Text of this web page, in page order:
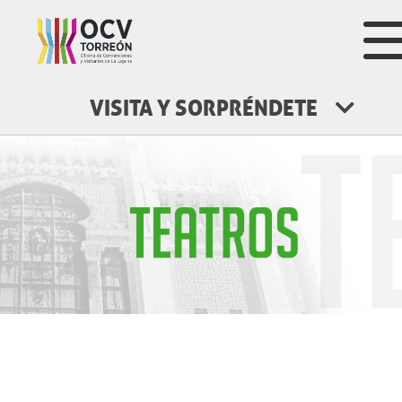
VISITA Y SORPRÉNDETE